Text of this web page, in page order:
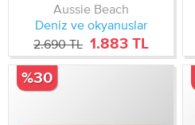
Aussie Beach
Deniz ve okyanuslar
2.690 TL 1.883 TL
%30